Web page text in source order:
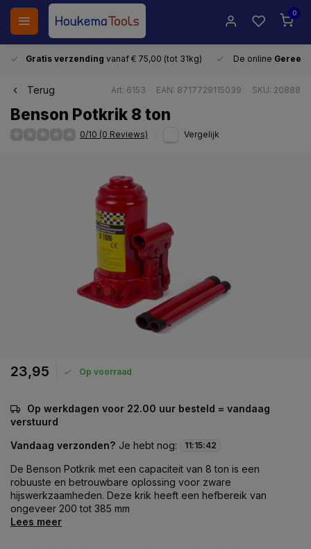
0
Gratis verzending vanaf € 75,00 (tot 31kg) De online
Terug Art: 6153 EAN: 8717729115039 SKU: 20888
Benson Potkrik 8 ton
0/10 (0 Reviews) Vergelijk
23,95 Op voorraad
Op werkdagen voor 22.00 uur besteld = vandaag
verstuurd
Vandaag verzonden? Je hebt nog: 11:15:41
De Benson Potkrik met een capaciteit van 8 ton is een
robuuste en betrouwbare oplossing voor zware
hijswerkzaamheden. Deze krik heeft een hefbereik van
ongeveer 200 tot 385 mm
Lees meer